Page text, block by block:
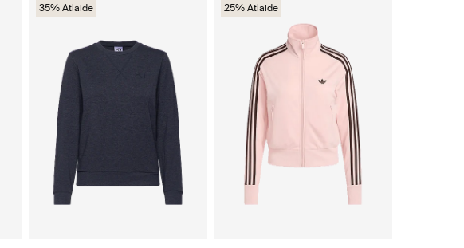
35% Atlaide 25% Atlaide